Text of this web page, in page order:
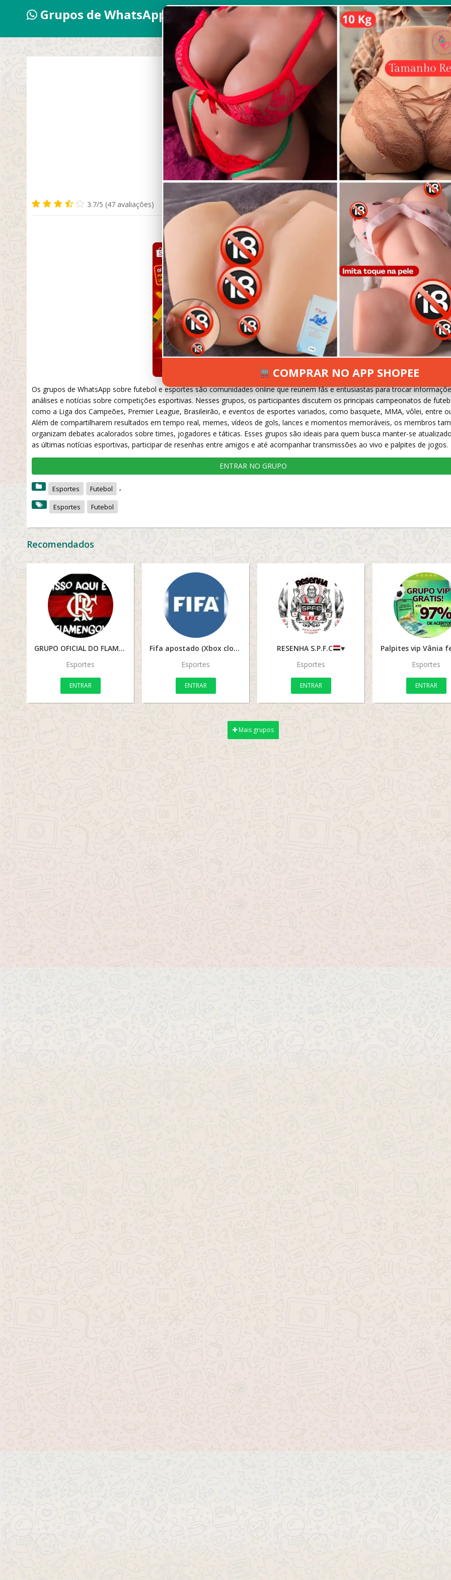
Grupos de WhatsApp 2026
NEYMAR JR FC
3.7/5 (47 avaliações)
SETEMBRO 19, 2024 22 VIEWS
Os grupos de WhatsApp sobre futebol e esportes são comunidades online que reúnem fãs e entusiastas para trocar
análises e notícias sobre competições esportivas. Nesses grupos, os participantes discutem os principais campeonatos de
como a Liga dos Campeões, Premier League, Brasileirão, e eventos de esportes variados, como basquete, MMA, vôlei, entre
Além de compartilharem resultados em tempo real, memes, vídeos de gols, lances e momentos memoráveis, os membros
organizam debates acalorados sobre times, jogadores e táticas. Esses grupos são ideais para quem busca manter-se
as últimas notícias esportivas, participar de resenhas entre amigos e até acompanhar transmissões ao vivo e palpites de jogos.
ENTRAR NO GRUPO
Esportes ,
Futebol
Esportes
Futebol
Recomendados
GRUPO OFICIAL DO FLAMENGO
Esportes
ENTRAR
Fifa apostado (Xbox cloud)
Esportes
ENTRAR
RESENHA S.P.F.C
♥️
Esportes
ENTRAR
Palpites vip Vânia
Esportes
ENTRAR
Mais grupos
COMPRAR NO APP SHOPEE